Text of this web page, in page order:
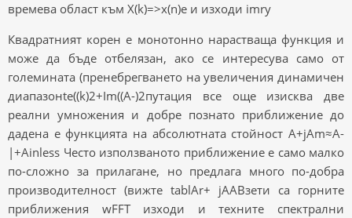
времева област към X(k)=>x(n)e и изходи imry
Квадратният корен е монотонно нарастваща функция и
може да бъде отбелязан, ако се интересува само от
големината (пренебрегването на увеличения динамичен
диапазонte((k)2+Im((A-)2путация все още изисква две
реални умножения и добре познато приближение до
дадена е функцията на абсолютната стойност A+jAm≈A-
|+Ainless Често използваното приближение е само малко
по-сложно за прилагане, но предлага много по-добра
производителност (вижте tablAr+ jAAВзети са горните
приближения wFFT изходи и техните спектрални